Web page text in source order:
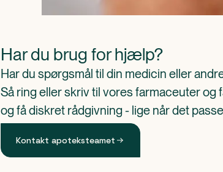
Har du brug for hjælp?
Har du spørgsmål til din medicin eller
Så ring eller skriv til vores farmaceuter og
og få diskret rådgivning - lige når det
Kontakt apoteksteamet